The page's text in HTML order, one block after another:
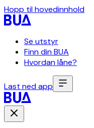
Hopp til hovedinnhold
Se utstyr
Finn din BUA
Hvordan låne?
Last ned app